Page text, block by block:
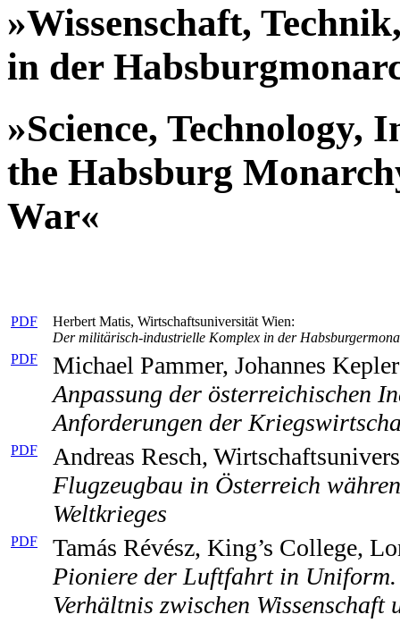
»Wissenschaft,
in der
»Science,
the Habsburg
War«
PDF
Herbert Matis, Wirtschaftsuniversität Wien:
Der militärisch-industrielle Komplex in der
PDF
Michael Pammer, Johannes
Anpassung der österreichischen
Anforderungen der
PDF
Andreas Resch,
Flugzeugbau in Österreich
Weltkrieges
PDF
Tamás Révész, King’s College,
Pioniere der Luftfahrt in Uniform.
Verhältnis zwischen